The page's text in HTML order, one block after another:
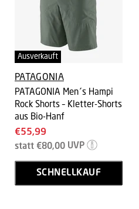
Ausverkauft
PATAGONIA
PATAGONIA Men´s Hampi
Rock Shorts – Kletter-Shorts
aus Bio-Hanf
Aktueller
Preis
€55,99
Ursprünglicher
statt €80,00 UVP
SCHNELLKAUF